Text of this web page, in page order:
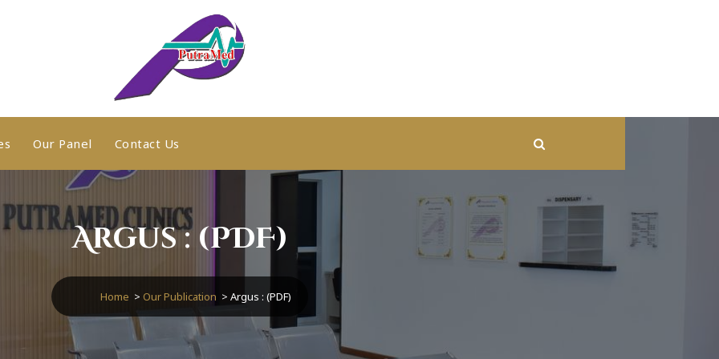
Our Panel Contact Us
Argus : (PDF)
Home > Our Publication > Argus : (PDF)